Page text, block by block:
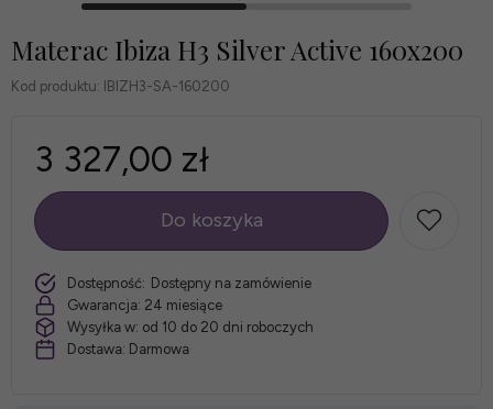
Materac Ibiza H3 Silver Active 160x200
Kod produktu: IBIZH3-SA-160200
3 327,00 zł
szt.
Do koszyka
Dostępność: Dostępny na zamówienie
Gwarancja: 24 miesiące
Wysyłka w: od 10 do 20 dni roboczych
Dostawa: Darmowa